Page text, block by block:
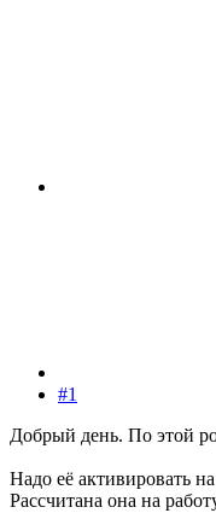
#1
Добрый день. По этой
Надо её активировать
Рассчитана она на